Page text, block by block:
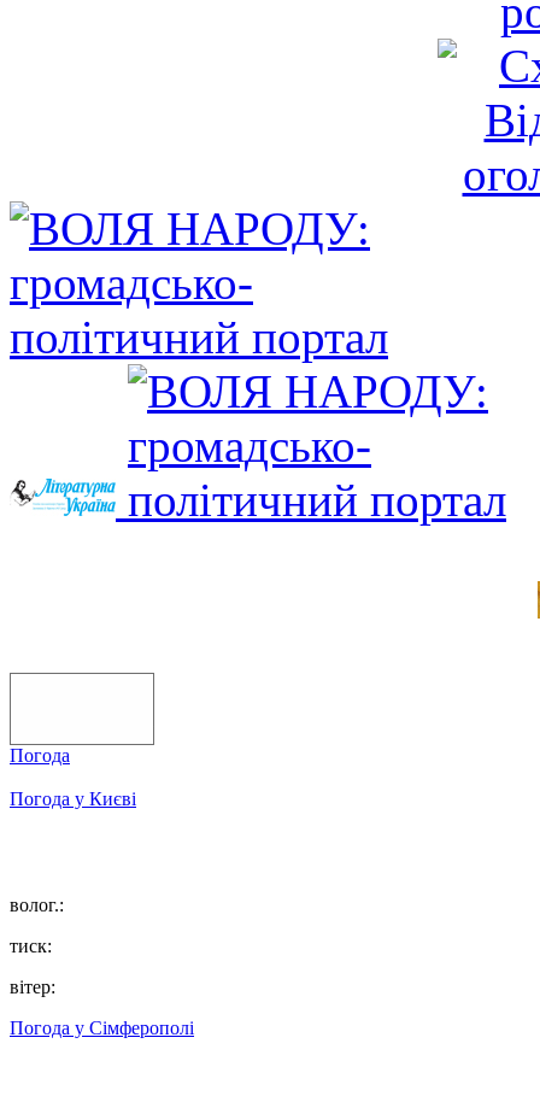
Погода
Погода у Києві
волог.:
тиск:
вітер:
Погода у Сімферополі